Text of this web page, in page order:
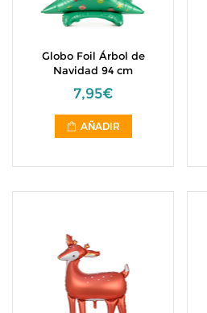
Globo Foil Árbol de
Navidad 94 cm
7,95€
AÑADIR